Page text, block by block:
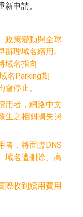
申請。
政策變動與全球
理域名續用。
域名指向
名Parking期
停止。
用者，網路中文
生之相關損失與
者，將面臨DNS
域名遭刪除、高
際收到續用費用